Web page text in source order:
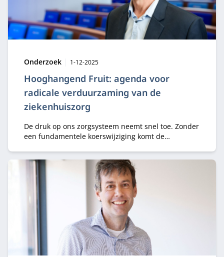
Hooghangend Fruit: agenda voor
radicale verduurzaming van de
ziekenhuiszorg
Type:
Onderzoek Publicatiedatum:
1-12-2025
De druk op ons zorgsysteem neemt snel toe. Zonder
een fundamentele koerswijziging komt de
Hooghangend Fruit gelanceerd.